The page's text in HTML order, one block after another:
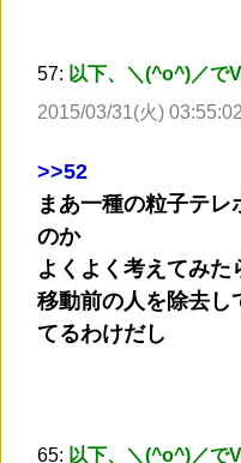
57: 以下、＼(^o^)／で
2015/03/31(火)
>>52
まあ一種の粒子テレ
のか
よくよく考えてみ
移動前の人を除去し
てるわけだし
65: 以下、＼(^o^)／で